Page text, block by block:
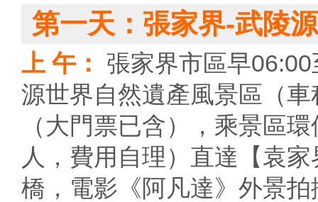
第一天：張家界-武陵
上 午：
張家界市區早
源世界自然遺產風景區（
（大門票已含），乘景區
人，費用自理）直達【袁
橋，電影《阿凡達》外景